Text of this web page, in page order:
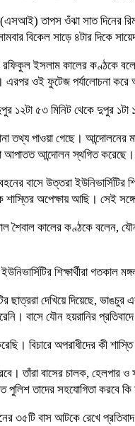
তাপস ওঁঝা সাত দিনের
বিকেল সাড়ে ৪টার দিকে
ইসলাম কালের কণ্ঠকে
এরপর ওই ফুটেজ পর্যালোচনা
১২টা ৫৩ মিনিট থেকে দুপুর ১টা
তথ্য পাওয়া গেছে।
আপাতত আন্দোলন স্থগিত
বাসে উত্তরা
অপেক্ষায় আছি। সেই
শৈবাল কালের কণ্ঠকে বলেন,
শিক্ষার্থীরা গতকাল
দেখিয়ে দিয়েছে,
বাসে যৌন হয়রানির
বিচারে অপরাধীদের কী
তাঁরা বাসের চালক,
পুলিশ তাদের সহযোগিতা
৩৫টি বাস আটকে রেখে